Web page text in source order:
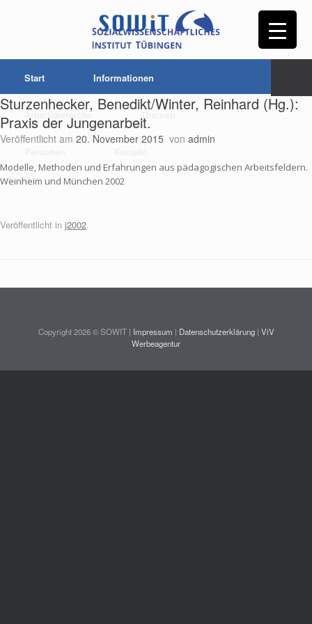
Start Informationen
Arbeitsbereiche
Sturzenhecker, Benedikt/Winter, Reinhard (Hg.):
Praxis der Jungenarbeit.
Veröffentlicht am 20. November 2015 von admin
Modelle, Methoden und Erfahrungen aus pädagogischen Arbeitsfeldern.
Weinheim und München 2002
Veröffentlicht in j2002.
Copyright 2026 © SOWIT | Impressum | Datenschutzerklärung| ViV
Werbeagentur